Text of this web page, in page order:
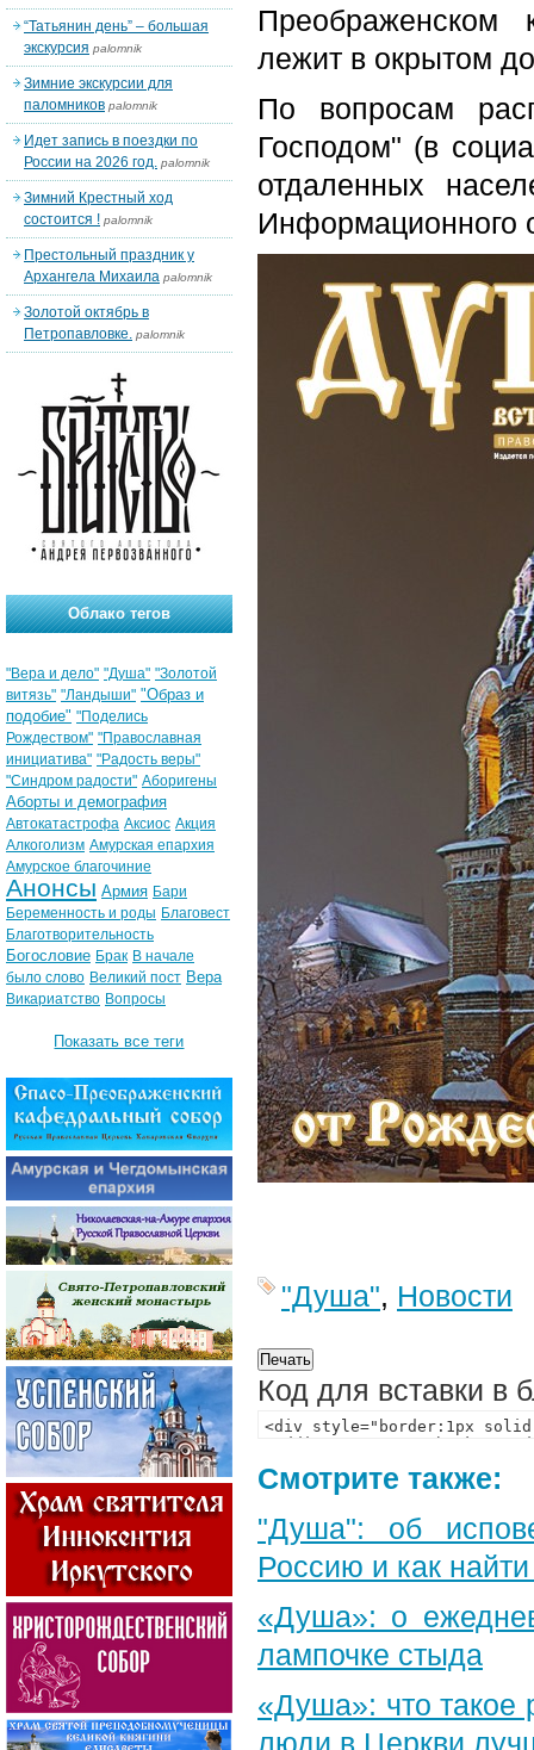
Преображенском
лежит в окрытом
По вопросам
Господом" (в
отдаленных
Информационного
"Душа", Новости
Код для вставки в
Смотрите также:
"Душа": об
Россию и как
«Душа»: о
лампочке стыда
«Душа»: что такое
люди в Церкви
“Татьянин день” – большая
экскурсия palomnik
Зимние экскурсии для
паломников palomnik
Идет запись в поездки по
России на 2026 год. palomnik
Зимний Крестный ход
состоится ! palomnik
Престольный праздник у
Архангела Михаила palomnik
Золотой октябрь в
Петропавловке. palomnik
Облако тегов
"Вера и дело" "Душа" "Золотой
витязь" "Ландыши" "Образ и
подобие" "Поделись
Рождеством" "Православная
инициатива" "Радость веры"
"Синдром радости" Аборигены
Аборты и демография
Автокатастрофа Аксиос Акция
Алкоголизм Амурская епархия
Амурское благочиние
Анонсы Армия Бари
Беременность и роды Благовест
Благотворительность
Богословие Брак В начале
было слово Великий пост Вера
Викариатство Вопросы
Показать все теги